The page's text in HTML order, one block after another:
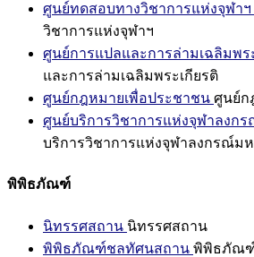
ศูนย์ทดสอบทางวิชาการแห่งจุฬาฯ
วิชาการแห่งจุฬาฯ
ศูนย์การแปลและการล่ามเฉลิมพร
และการล่ามเฉลิมพระเกียรติ
ศูนย์กฎหมายเพื่อประชาชน ศูนย์ก
ศูนย์บริการวิชาการแห่งจุฬาลงก
บริการวิชาการแห่งจุฬาลงกรณ์ม
พิพิธภัณฑ์
นิทรรศสถาน นิทรรศสถาน
พิพิธภัณฑ์ชลทัศนสถาน พิพิธภัณ